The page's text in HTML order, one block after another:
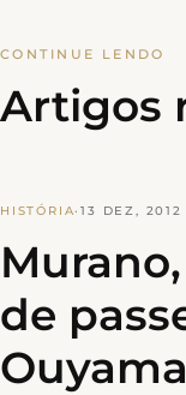
CONTINUE LENDO
Artigos
HISTÓRIA·13 DEZ, 2012
de
Ouyama